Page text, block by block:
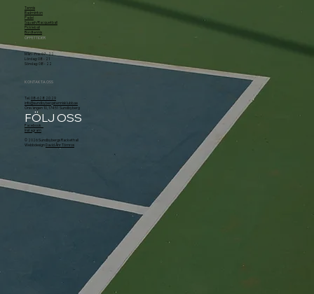
Tennis
Badminton
Padel
Squash/Racquetball
Pickleball
Bordtennis
ÖPPETTIDER
Mån - Fre: 07 - 22
Lördag: 08 - 21
Söndag: 08 - 22
KONTAKTA OSS
Tel. 08-628 20 29
info@sundbybergstennisklubb.se
Örsvängen 10, 174 51 Sundbyberg
FÖLJ OSS
Facebook
Instagram
© 2026 Sundbybergs Rackethall
WebbdesignDavid Åhr Törnros